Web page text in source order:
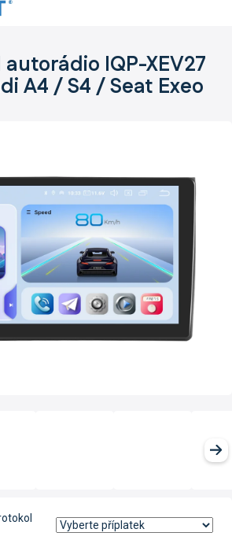
IQP-XEV27
A4 / S4 / Seat Exeo